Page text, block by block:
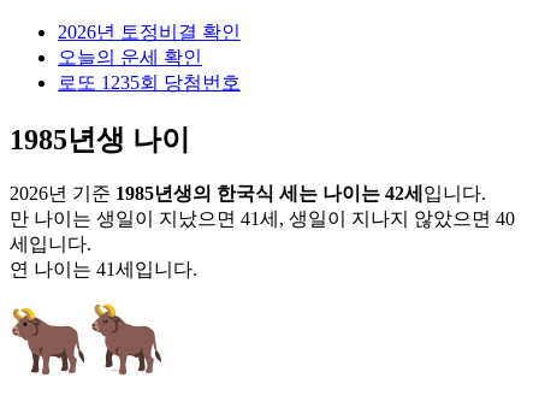
2026년 토정비결 확인
오늘의 운세 확인
로또 1235회 당첨번호
1985년생 나이
2026년 기준 1985년생의 한국식 세는 나이는 42세 입니다.
만 나이는 생일이 지났으면 41세, 생일이 지나지 않았으면 40
세입니다.
연 나이는 41세입니다.